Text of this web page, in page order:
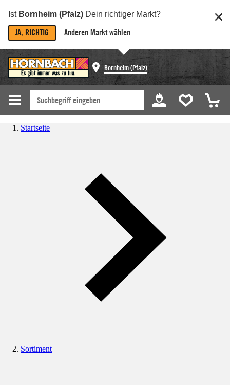
Ist Bornheim (Pfalz) Dein richtiger Markt?
JA, RICHTIG Anderen Markt wählen
Bornheim (Pfalz)
Startseite
Sortiment